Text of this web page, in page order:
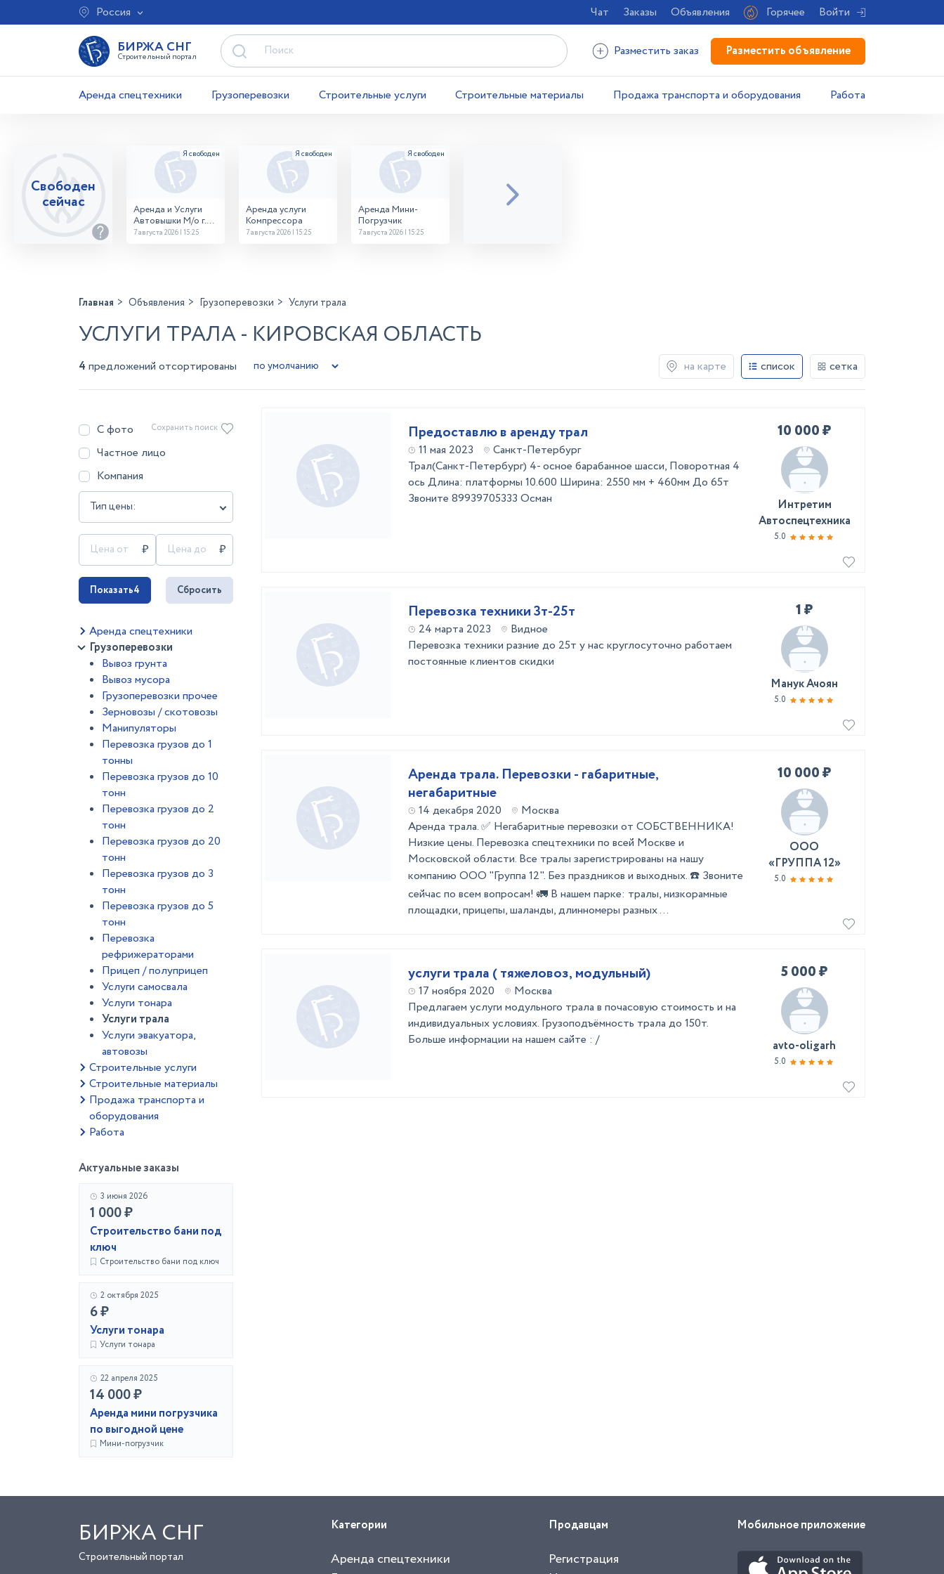
Россия Чат Заказы Объявления Горячее Войти
БИРЖА СНГ
Строительный портал Разместить заказ Разместить объявление
Аренда спецтехники Грузоперевозки Строительные услуги Строительные материалы Продажа транспорта и оборудования Работа
Свободен
сейчас
Аренда и Услуги
Автовышки М/о г.
Домодедово
7 августа 2026 | 15:25
Аренда услуги
Компрессора
7 августа 2026 | 15:25
Аренда Мини-
Погрузчик
7 августа 2026 | 15:25
Главная Объявления Грузоперевозки Услуги трала
УСЛУГИ ТРАЛА - КИРОВСКАЯ ОБЛАСТЬ
4 предложений отсортированы на карте список сетка
С фото
Частное лицо
Компания
Тип цены:
Сохранить поиск
Показать4 Сбросить
Аренда спецтехники
Грузоперевозки
Вывоз грунта
Вывоз мусора
Грузоперевозки прочее
Зерновозы / скотовозы
Манипуляторы
Перевозка грузов до 1
тонны
Перевозка грузов до 10
тонн
Перевозка грузов до 2
тонн
Перевозка грузов до 20
тонн
Перевозка грузов до 3
тонн
Перевозка грузов до 5
тонн
Перевозка
рефрижераторами
Прицеп / полуприцеп
Услуги самосвала
Услуги тонара
Услуги трала
Услуги эвакуатора,
автовозы
Строительные услуги
Строительные материалы
Продажа транспорта и
оборудования
Работа
Актуальные заказы
3 июня 2026
1 000 ₽
Строительство бани под
ключ
Строительство бани под ключ
2 октября 2025
6 ₽
Услуги тонара
Услуги тонара
22 апреля 2025
14 000 ₽
Аренда мини погрузчика
по выгодной цене
Мини-погрузчик
Предоставлю в аренду трал
11 мая 2023
Санкт-Петербург
Трал(Санкт-Петербург) 4- осное барабанное шасси, Поворотная 4
ось Длина: платформы 10.600 Ширина: 2550 мм + 460мм До 65т
Звоните 89939705333 Осман
10 000 ₽
Интретим
Автоспецтехника
5.0
Перевозка техники 3т-25т
24 марта 2023
Видное
Перевозка техники разние до 25т у нас круглосуточно работаем
постоянные клиентов скидки
1 ₽
Манук Ачоян
5.0
Аренда трала. Перевозки - габаритные,
негабаритные
14 декабря 2020
Москва
Аренда трала. ✅ Негабаритные перевозки от СОБСТВЕННИКА!
Низкие цены. Перевозка спецтехники по всей Москве и
Московской области. Все тралы зарегистрированы на нашу
компанию ООО "Группа 12". Без праздников и выходных. ☎️ Звоните
сейчас по всем вопросам! 🚛 В нашем парке: тралы, низкорамные
площадки, прицепы, шаланды, длинномеры разных ...
10 000 ₽
ООО
«ГРУППА 12»
5.0
услуги трала ( тяжеловоз, модульный)
17 ноября 2020
Москва
Предлагаем услуги модульного трала в почасовую стоимость и на
индивидуальных условиях. Грузоподъёмность трала до 150т.
Больше информации на нашем сайте : /
5 000 ₽
avto-oligarh
5.0
БИРЖА СНГ
Строительный портал
Категории
Аренда спецтехники
Продавцам
Регистрация
Мобильное приложение